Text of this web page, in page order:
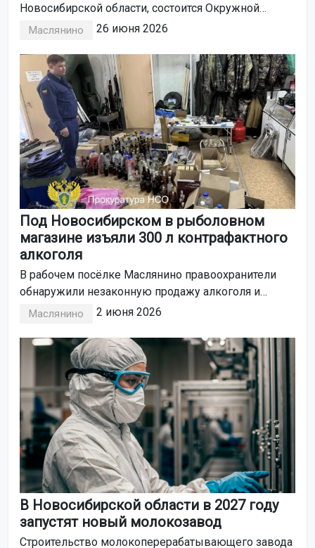
Новосибирской области, состоится Окружной
туристский слёт «Больше, чем путешествие». Это
Маслянино 26 июня 2026
Под Новосибирском в рыболовном
магазине изъяли 300 л контрафактного
алкоголя
В рабочем посёлке Маслянино правоохранители
обнаружили незаконную продажу алкоголя и
сигарет. Помимо спиртного у нарушителей изъяли
Маслянино 2 июня 2026
В Новосибирской области в 2027 году
запустят новый молокозавод
Строительство молокоперерабатывающего завода